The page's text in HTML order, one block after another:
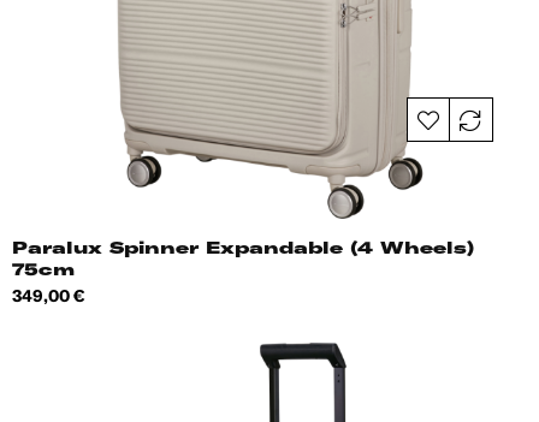
Paralux Spinner Expandable (4 Wheels)
75cm
Hind
349,00 €